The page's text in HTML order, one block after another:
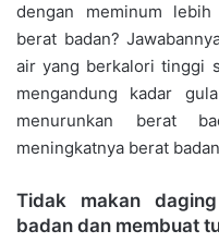
dengan meminum
berat badan?
air yang berkalori tinggi
mengandung kadar
menurunkan berat
meningkatnya berat badan
Tidak makan
badan dan membuat